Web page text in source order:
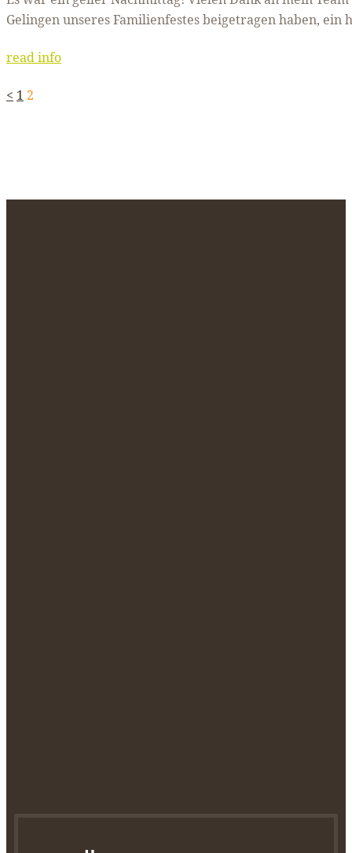
Gelingen unseres Familienfestes beigetragen haben, ein
read info
Seitennummerierung
Beiträge
< Page
1 Page
2